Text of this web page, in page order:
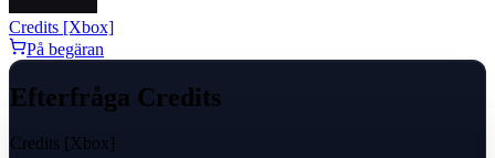
Credits [Xbox]
På begäran
Efterfråga Credits
Credits [Xbox]